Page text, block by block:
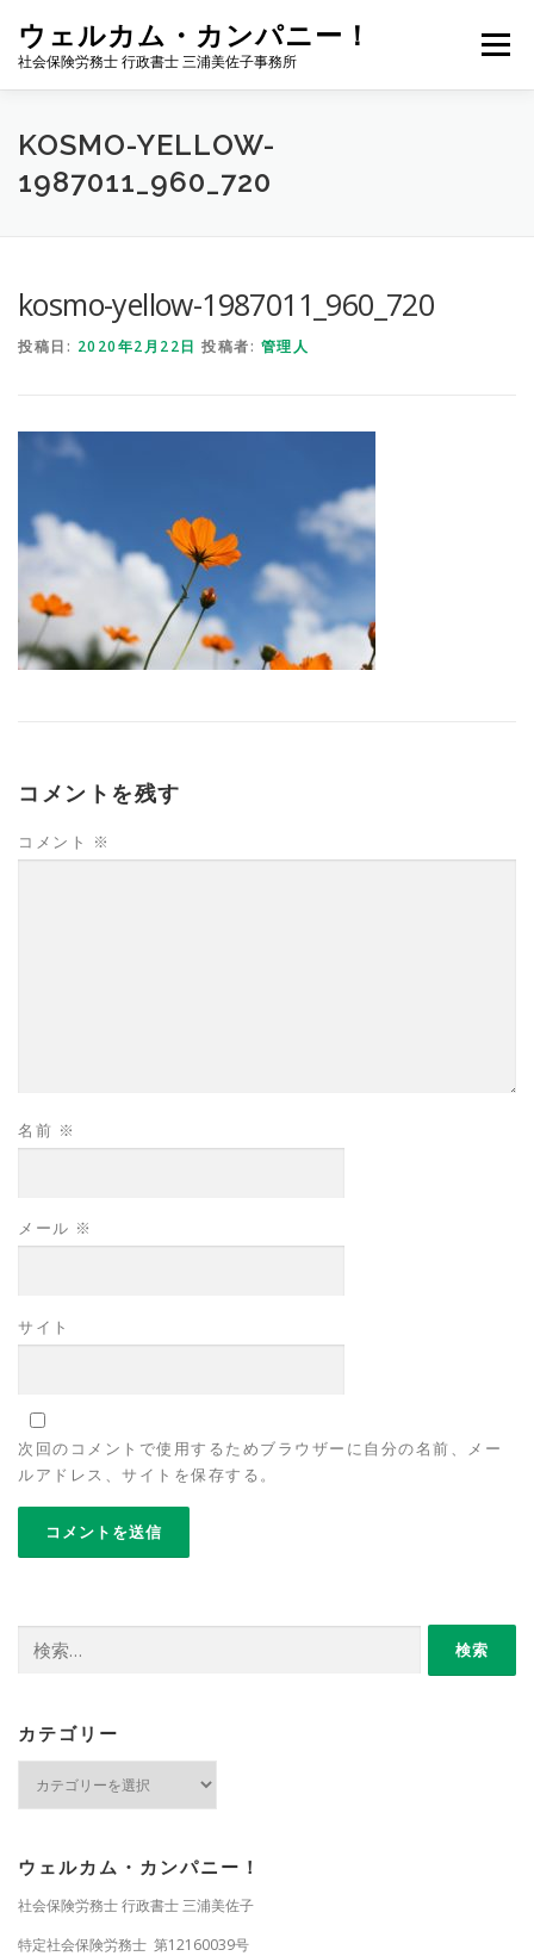
ウェルカム・カンパニー！
社会保険労務士 行政書士 三浦美佐子事務所
メニュー
ホーム サービス内容
KOSMO-YELLOW-
1987011_960_720
kosmo-yellow-1987011_960_720
投稿日: 2020年2月22日 投稿者: 管理人
コメントを残す
コメント ※
名前 ※
メール ※
サイト
次回のコメントで使用するためブラウザーに自分の名前、メー
ルアドレス、サイトを保存する。
索:
カテゴリー
ー
ウェルカム・カンパニー！
社会保険労務士 行政書士 三浦美佐子
特定社会保険労務士 第12160039号